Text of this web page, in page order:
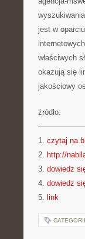
jest w
właściwych
okazują się
jakościowy
źródło:
1. czytaj na
2. http://
3. dowiedz
4. dowiedz
5. link